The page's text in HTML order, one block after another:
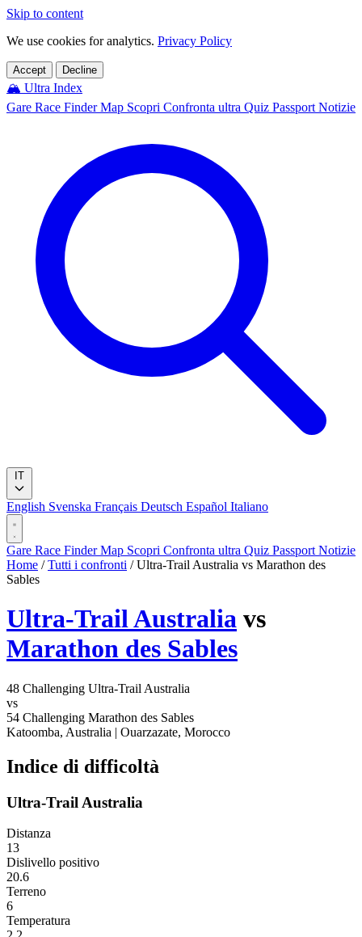
Skip to content
We use cookies for analytics. Privacy Policy
Accept Decline
🏔️ Ultra Index
Gare Race FinderMap Scopri Confronta ultra Quiz Passport Notizie
English Svenska Français Deutsch Español Italiano
Gare Race FinderMap Scopri Confronta ultra Quiz Passport Notizie
Home / Tutti i confronti / Ultra-Trail Australia vs Marathon des
Sables
Ultra-Trail Australia vs
Marathon des Sables
48 Challenging Ultra-Trail Australia
vs
54 Challenging Marathon des Sables
Katoomba, Australia | Ouarzazate, Morocco
Indice di difficoltà
Ultra-Trail Australia
Distanza
13
Dislivello positivo
20.6
Terreno
6
Temperatura